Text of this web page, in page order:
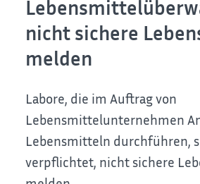
nicht sichere
melden
Labore, die im Auftrag von
Lebensmittelunternehmen
Lebensmitteln durchführen,
verpflichtet, nicht sichere